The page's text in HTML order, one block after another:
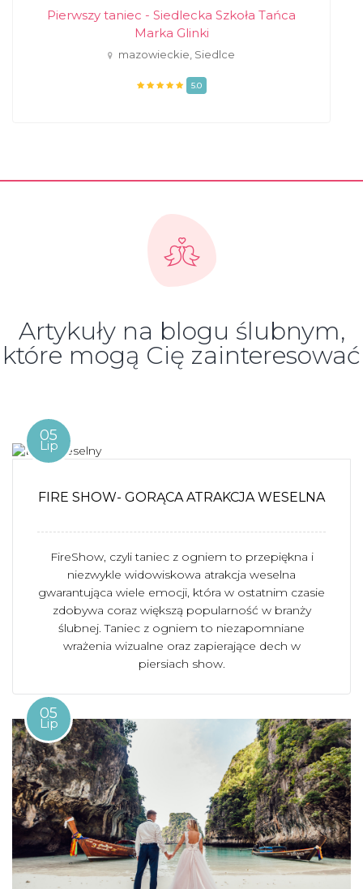
Pierwszy taniec - Siedlecka Szkoła Tańca
Marka Glinki
mazowieckie, Siedlce
5.0
Artykuły na blogu ślubnym,
które mogą Cię zainteresować
05
Lip
FIRE SHOW- GORĄCA ATRAKCJA WESELNA
FireShow, czyli taniec z ogniem to przepiękna i
niezwykle widowiskowa atrakcja weselna
gwarantująca wiele emocji, która w ostatnim czasie
zdobywa coraz większą popularność w branży
ślubnej. Taniec z ogniem to niezapomniane
wrażenia wizualne oraz zapierające dech w
piersiach show.
05
Lip